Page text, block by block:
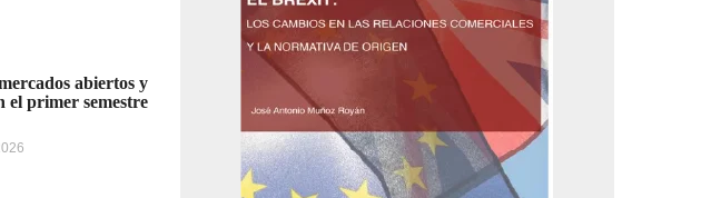
abiertos y
el primer semestre